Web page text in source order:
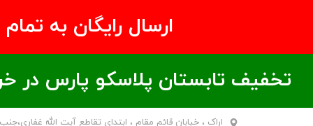
ارسال رایگان به تمام نقاط
تخفیف تابستان پلاسکو پارس در خریدهای بالای ۶00 هزار تومان /
اراک ، خیابان قائم مقام ، ابتدای تقاطع آیت الله